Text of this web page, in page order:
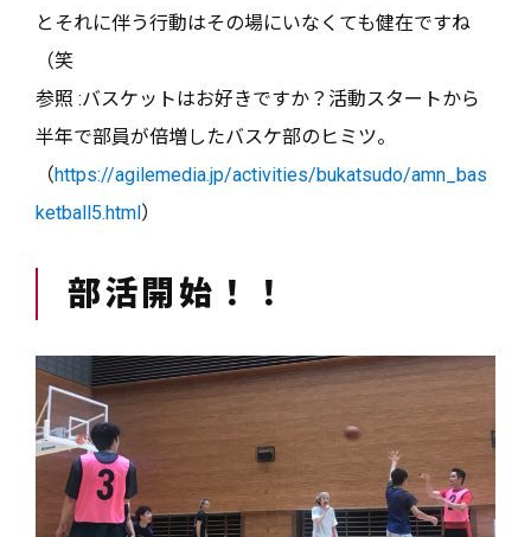
とそれに伴う行動はその場にいなくても健在ですね
（笑
参照 :バスケットはお好きですか？活動スタートから
半年で部員が倍増したバスケ部のヒミツ。
（ https://agilemedia.jp/activities/bukatsudo/amn_bas
ketball5.html ）
部活開始！！